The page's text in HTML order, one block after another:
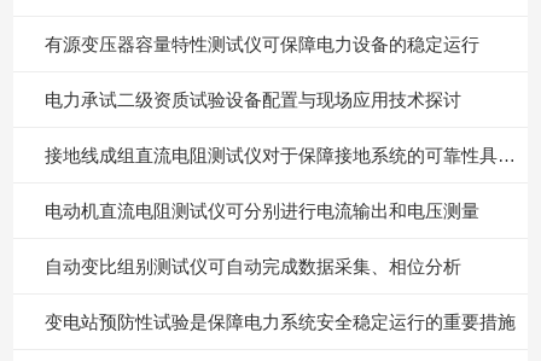
有源变压器容量特性测试仪可保障电力设备的稳定运行
电力承试二级资质试验设备配置与现场应用技术探讨
接地线成组直流电阻测试仪对于保障接地系统的可靠性具有重要意义
电动机直流电阻测试仪可分别进行电流输出和电压测量
自动变比组别测试仪可自动完成数据采集、相位分析
变电站预防性试验是保障电力系统安全稳定运行的重要措施